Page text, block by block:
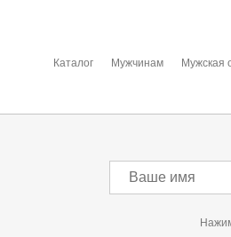
Каталог Мужчинам Мужская
Ваше имя